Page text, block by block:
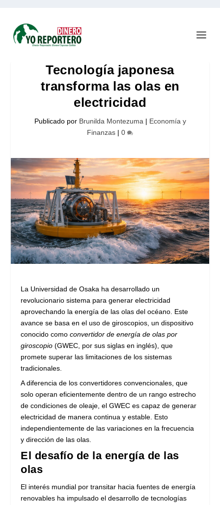
Tecnología japonesa
transforma las olas en
electricidad
Publicado por Brunilda Montezuma | Economía y
Finanzas | 0
La Universidad de Osaka ha desarrollado un
revolucionario sistema para generar electricidad
aprovechando la energía de las olas del océano. Este
avance se basa en el uso de giroscopios, un dispositivo
conocido comoconvertidor de energía de olas por
giroscopio (GWEC, por sus siglas en inglés), que
promete superar las limitaciones de los sistemas
tradicionales.
A diferencia de los convertidores convencionales, que
solo operan eficientemente dentro de un rango estrecho
de condiciones de oleaje, el GWEC es capaz de generar
electricidad de manera continua y estable. Esto
independientemente de las variaciones en la frecuencia
y dirección de las olas.
El desafío de la energía de las
olas
El interés mundial por transitar hacia fuentes de energía
renovables ha impulsado el desarrollo de tecnologías